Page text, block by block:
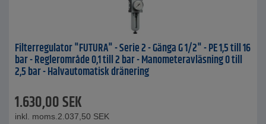
Filterregulator "FUTURA" - Serie 2 - Gänga G 1/2" - PE 1,5 till 16
bar - Reglerområde 0,1 till 2 bar - Manometeravläsning 0 till
2,5 bar - Halvautomatisk dränering
1.630,00SEK
inkl. moms. 2.037,50 SEK